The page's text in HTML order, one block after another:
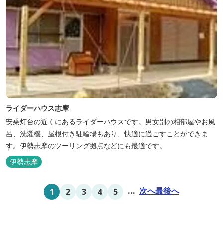
ライダーハウス志摩
安乗灯台の近くにあるライダーハウスです。男女別の相部屋やお風
呂、洗濯機、屋根付き駐輪場もあり、快適に過ごすことができま
す。伊勢志摩のツーリング拠点などにも最適です。
伊勢志摩
1 2 3 4 5 ... 次へ最後へ